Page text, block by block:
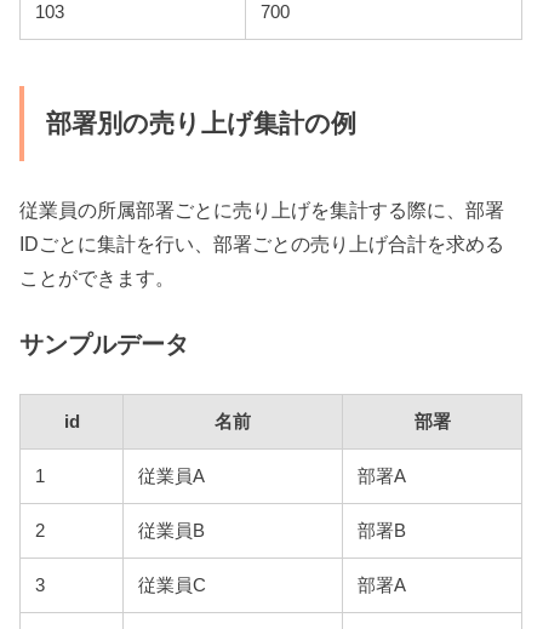
103 700
部署別の売り上げ集計の例
従業員の所属部署ごとに売り上げを集計する際に、部署
IDごとに集計を行い、部署ごとの売り上げ合計を求める
ことができます。
サンプルデータ
id 名前 部署
1 従業員A 部署A
2 従業員B 部署B
3 従業員C 部署A